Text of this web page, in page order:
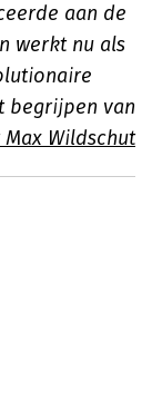
aan de
werkt nu als
begrijpen van
Wildschut